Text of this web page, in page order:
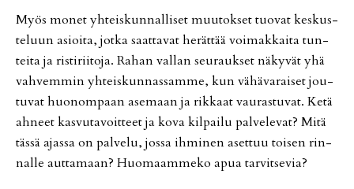
Myös mo­net yh­teis­kun­nal­li­set muu­tok­set tuo­vat kes­kus­
te­luun asi­oi­ta, jot­ka saat­ta­vat he­rät­tää voi­mak­kai­ta tun­
tei­ta ja ris­ti­rii­to­ja. Ra­han val­lan seu­rauk­set nä­ky­vät yhä
vah­vem­min yh­teis­kun­nas­sam­me, kun vä­hä­va­rai­set jou­
tu­vat huo­nom­paan ase­maan ja rik­kaat vau­ras­tu­vat. Ketä
ah­neet kas­vu­ta­voit­teet ja kova kil­pai­lu pal­ve­le­vat? Mitä
täs­sä ajas­sa on pal­ve­lu, jos­sa ih­mi­nen aset­tuu toi­sen rin­
nal­le aut­ta­maan? Huo­maam­me­ko apua tar­vit­se­via?